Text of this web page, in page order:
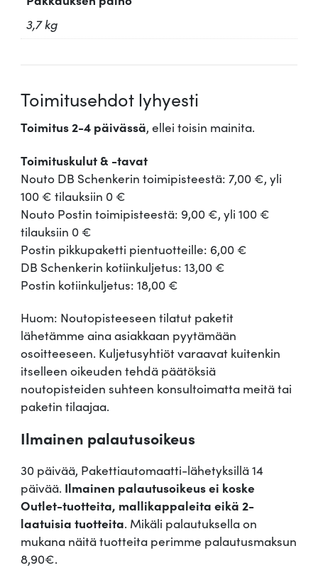
3,7 kg
Toimitusehdot lyhyesti
Toimitus 2-4 päivässä, ellei toisin mainita.
Toimituskulut & -tavat
Nouto DB Schenkerin toimipisteestä: 7,00 €, yli
100 € tilauksiin 0 €
Nouto Postin toimipisteestä: 9,00 €, yli 100 €
tilauksiin 0 €
Postin pikkupaketti pientuotteille: 6,00 €
DB Schenkerin kotiinkuljetus: 13,00 €
Postin kotiinkuljetus: 18,00 €
Huom: Noutopisteeseen tilatut paketit
lähetämme aina asiakkaan pyytämään
osoitteeseen. Kuljetusyhtiöt varaavat kuitenkin
itselleen oikeuden tehdä päätöksiä
noutopisteiden suhteen konsultoimatta meitä tai
paketin tilaajaa.
Ilmainen palautusoikeus
30 päivää, Pakettiautomaatti-lähetyksillä 14
päivää. Ilmainen palautusoikeus ei koske
Outlet-tuotteita, mallikappaleita eikä 2-
laatuisia tuotteita. Mikäli palautuksella on
mukana näitä tuotteita perimme palautusmaksun
8,90€.